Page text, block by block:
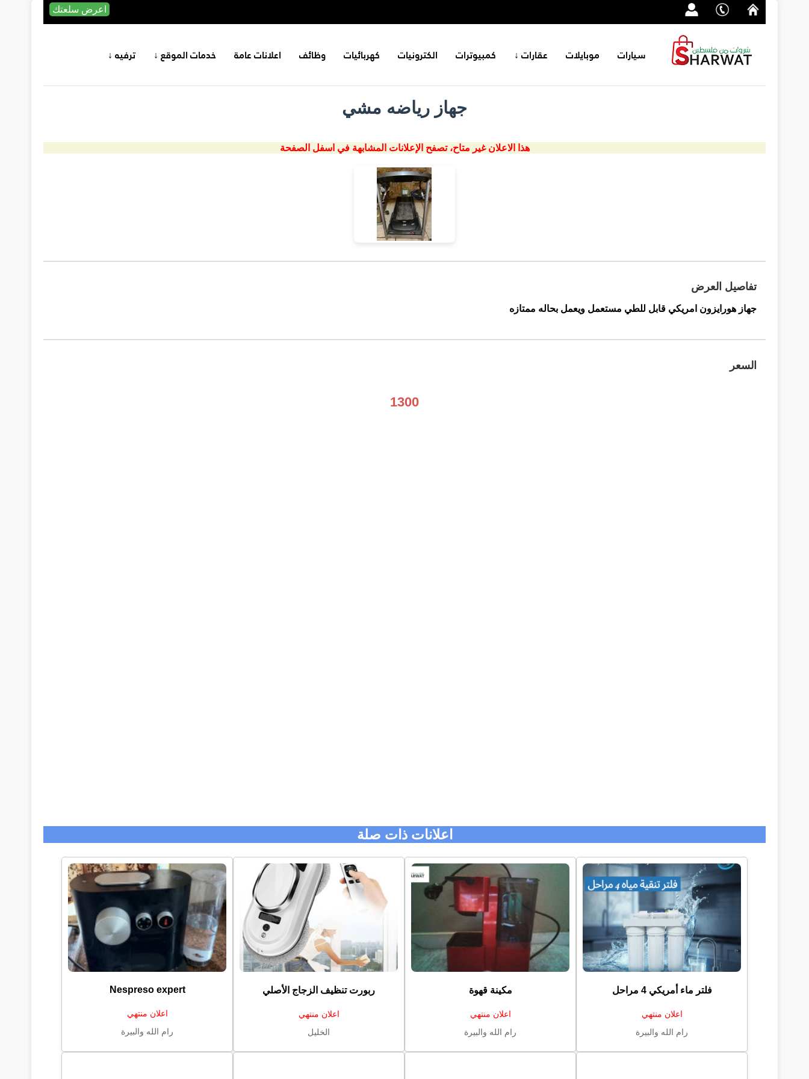
اعرض سلعتك
سيارات موبايلات عقارات ↓ كمبيوترات الكترونيات كهربائيات وظائف اعلانات عامة خدمات الموقع ↓ ترفيه ↓
جهاز رياضه مشي
هذا الاعلان غير متاح، تصفح الإعلانات المشابهة في اسفل الصفحة
تفاصيل العرض
جهاز هورايزون امريكي قابل للطي مستعمل ويعمل بحاله ممتازه
السعر
1300
اعلانات ذات صلة
فلتر ماء أمريكي ⁦⁦4⁩⁩ مراحل
اعلان منتهي
رام الله والبيرة
مكينة قهوة
اعلان منتهي
رام الله والبيرة
ربورت تنظيف الزجاج الأصلي
اعلان منتهي
الخليل
Nespreso expert
اعلان منتهي
رام الله والبيرة